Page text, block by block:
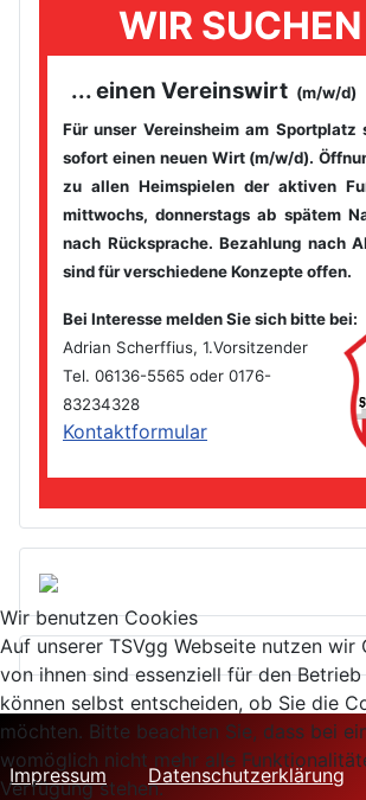
WIR
... einen Vereinswirt (m/w/d)
Für unser Vereinsheim am Sportplatz
sofort einen neuen Wirt (m/w/d).
zu allen Heimspielen der aktiven
mittwochs, donnerstags ab spätem
nach Rücksprache. Bezahlung nach
sind für verschiedene Konzepte offen.
Bei Interesse melden Sie sich bitte bei:
Adrian Scherffius, 1.Vorsitzender
Tel. 06136-5565 oder 0176-
83234328
Kontaktformular
Impressum Datenschutzerklärung
Wir benutzen Cookies
Auf unserer TSVgg Webseite nutzen wir
von ihnen sind essenziell für den
können selbst entscheiden, ob Sie die
möchten. Bitte beachten Sie, dass bei
womöglich nicht mehr alle
Verfügung stehen.